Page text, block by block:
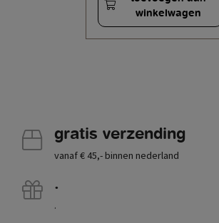
winkelwagen
gratis verzending
vanaf € 45,- binnen nederland
.
.